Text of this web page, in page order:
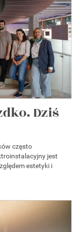
Dziś
często
jest
estetyki i